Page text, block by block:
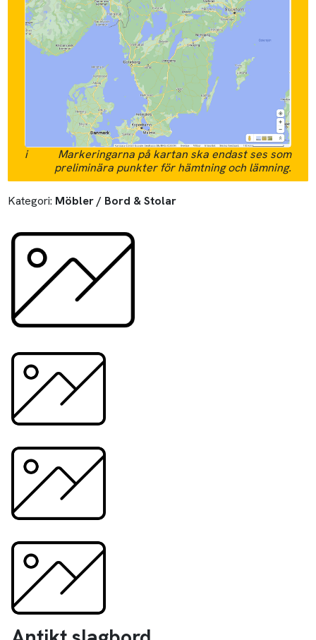
i
Markeringarna på kartan ska endast ses som
preliminära punkter för hämtning och lämning.
Kategori: Möbler / Bord & Stolar